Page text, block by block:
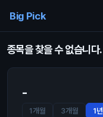
Big Pick
종목을 찾을 수 없습니다.
-
1개월 3개월 1년